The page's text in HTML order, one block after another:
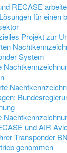
RECASE
für einen
Projekt zur
System
und AIR
Transponder
genommen